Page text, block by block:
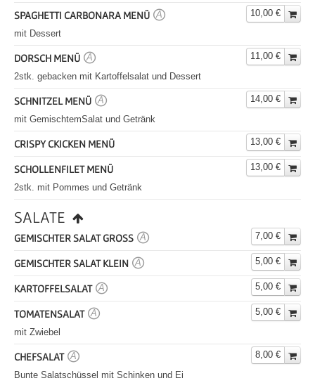
SPAGHETTI CARBONARA MENÜ A
10,00 €
mit Dessert
DORSCH MENÜ A
11,00 €
2stk. gebacken mit Kartoffelsalat und Dessert
SCHNITZEL MENÜ A
14,00 €
mit GemischtemSalat und Getränk
CRISPY CKICKEN MENÜ 13,00 €
SCHOLLENFILET MENÜ
13,00 €
2stk. mit Pommes und Getränk
SALATE
GEMISCHTER SALAT GROSS A 7,00 €
GEMISCHTER SALAT KLEIN A 5,00 €
KARTOFFELSALAT A 5,00 €
TOMATENSALAT A
5,00 €
mit Zwiebel
CHEFSALAT A
8,00 €
Bunte Salatschüssel mit Schinken und Ei